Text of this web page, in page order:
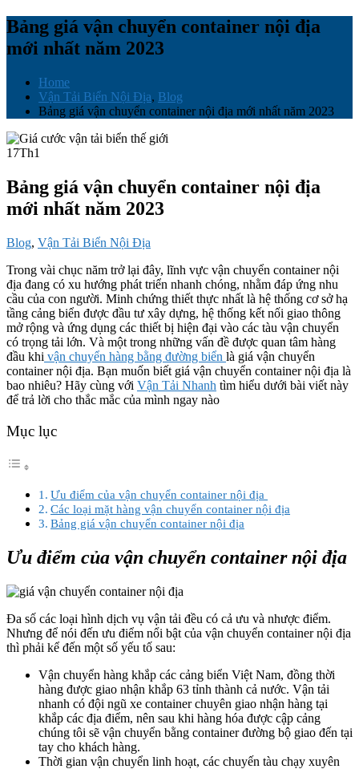
Bảng giá vận chuyển container nội địa
mới nhất năm 2023
Home
Vận Tải Biển Nội Địa, Blog
Bảng giá vận chuyển container nội địa mới nhất năm 2023
17Th1
Bảng giá vận chuyển container nội địa
mới nhất năm 2023
Blog, Vận Tải Biển Nội Địa
Trong vài chục năm trở lại đây, lĩnh vực vận chuyển container nội
địa đang có xu hướng phát triển nhanh chóng, nhằm đáp ứng nhu
cầu của con người. Minh chứng thiết thực nhất là hệ thống cơ sở hạ
tầng cảng biển được đầu tư xây dựng, hệ thống kết nối giao thông
mở rộng và ứng dụng các thiết bị hiện đại vào các tàu vận chuyển
có trọng tải lớn. Và một trong những vấn đề được quan tâm hàng
đầu khi vận chuyển hàng bằng đường biển là giá vận chuyển
container nội địa. Bạn muốn biết giá vận chuyển container nội địa là
bao nhiêu? Hãy cùng với Vận Tải Nhanh tìm hiểu dưới bài viết này
để trả lời cho thắc mắc của mình ngay nào
Mục lục
Ưu điểm của vận chuyển container nội địa
Các loại mặt hàng vận chuyển container nội địa
Bảng giá vận chuyển container nội địa
Ưu điểm của vận chuyển container nội địa
Đa số các loại hình dịch vụ vận tải đều có cả ưu và nhược điểm.
Nhưng để nói đến ưu điểm nổi bật của vận chuyển container nội địa
thì phải kể đến một số yếu tố sau:
Vận chuyển hàng khắp các cảng biển Việt Nam, đồng thời
hàng được giao nhận khắp 63 tỉnh thành cả nước. Vận tải
nhanh có đội ngũ xe container chuyên giao nhận hàng tại
khắp các địa điểm, nên sau khi hàng hóa được cập cảng
chúng tôi sẽ vận chuyển bằng container đường bộ giao đến tại
tay cho khách hàng.
Thời gian vận chuyển linh hoạt, các chuyến tàu chạy xuyên